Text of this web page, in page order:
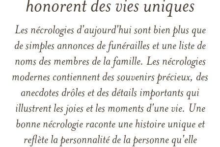
honorent des vies uniques
Les nécrologies d'aujourd'hui sont bien plus que
de simples annonces de funérailles et une liste de
noms des membres de la famille. Les nécrologies
modernes contiennent des souvenirs précieux, des
anecdotes drôles et des détails importants qui
illustrent les joies et les moments d'une vie. Une
bonne nécrologie raconte une histoire unique et
reflète la personnalité de la personne qu'elle